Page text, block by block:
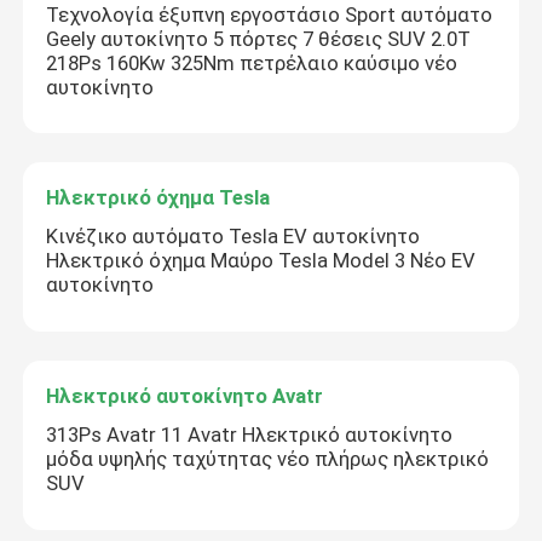
Τεχνολογία έξυπνη εργοστάσιο Sport αυτόματο
Geely αυτοκίνητο 5 πόρτες 7 θέσεις SUV 2.0T
218Ps 160Kw 325Nm πετρέλαιο καύσιμο νέο
αυτοκίνητο
Ηλεκτρικό όχημα Tesla
Κινέζικο αυτόματο Tesla EV αυτοκίνητο
Ηλεκτρικό όχημα Μαύρο Tesla Model 3 Νέο EV
αυτοκίνητο
Ηλεκτρικό αυτοκίνητο Avatr
313Ps Avatr 11 Avatr Ηλεκτρικό αυτοκίνητο
μόδα υψηλής ταχύτητας νέο πλήρως ηλεκτρικό
SUV